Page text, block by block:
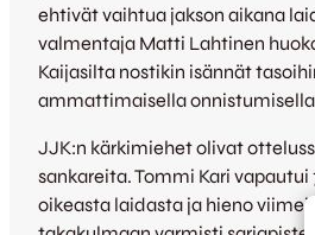
ehtivät vaihtua jakson aikana
valmentaja Matti Lahtinen
Kaijasilta nostikin isännät
ammattimaisella onnistumisella
JJK:n kärkimiehet olivat
sankareita. Tommi Kari vapautui
oikeasta laidasta ja hieno